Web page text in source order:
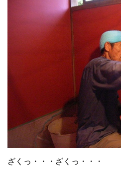
ざくっ・・・ざくっ・・・